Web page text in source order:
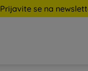
Prijavite se na